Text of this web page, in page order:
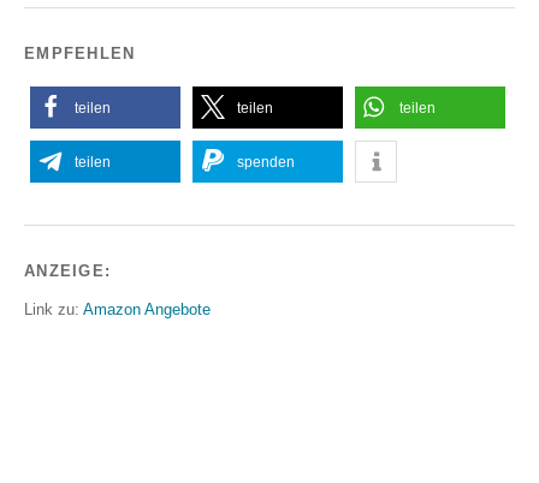
EMPFEHLEN
teilen teilen teilen
teilen spenden
ANZEIGE:
Link zu: Amazon Angebote